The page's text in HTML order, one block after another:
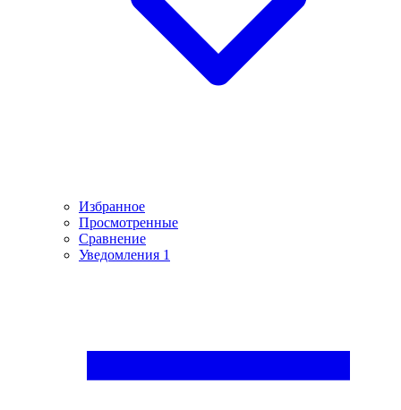
Избранное
Просмотренные
Сравнение
Уведомления 1